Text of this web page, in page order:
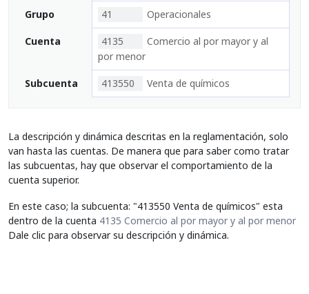
Grupo 41 Operacionales
Cuenta 4135
Comercio al por mayor y al
por menor
Subcuenta 413550 Venta de químicos
La descripción y dinámica descritas en la reglamentación, solo
van hasta las cuentas. De manera que para saber como tratar
las subcuentas, hay que observar el comportamiento de la
cuenta superior.
En este caso; la subcuenta: "413550 Venta de químicos" esta
dentro de la cuenta 4135 Comercio al por mayor y al por menor
Dale clic para observar su descripción y dinámica.